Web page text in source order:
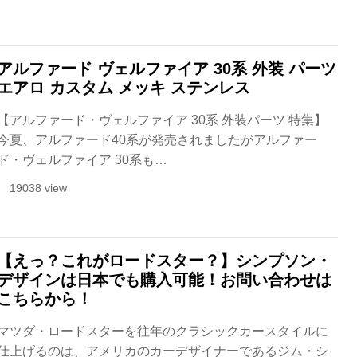
ルファード ヴェルファイア 30系 外装 パーツ
アロ カスタム メッキ ステンレス
アルファード・ヴェルファイア 30系 外装パーツ 特集】
夏、アルファード40系が発売されましたがアルファー
・ヴェルファイア 30系も…
19038 view
えっ？これがロードスター？】シンプソン・
ザインは日本でも購入可能！お問い合わせは
ちらから！
ツダ・ロードスターを往年のクラシックカースタイルに
上げるのは、アメリカのカーデザイナーであるジム・シ